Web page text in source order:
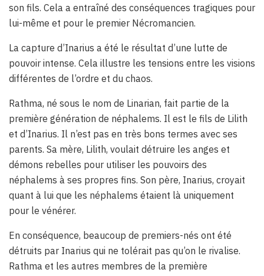
son fils. Cela a entraîné des conséquences tragiques pour
lui-même et pour le premier Nécromancien.
La capture d’Inarius a été le résultat d’une lutte de
pouvoir intense. Cela illustre les tensions entre les visions
différentes de l’ordre et du chaos.
Rathma, né sous le nom de Linarian, fait partie de la
première génération de néphalems. Il est le fils de Lilith
et d’Inarius. Il n’est pas en très bons termes avec ses
parents. Sa mère, Lilith, voulait détruire les anges et
démons rebelles pour utiliser les pouvoirs des
néphalems à ses propres fins. Son père, Inarius, croyait
quant à lui que les néphalems étaient là uniquement
pour le vénérer.
En conséquence, beaucoup de premiers-nés ont été
détruits par Inarius qui ne tolérait pas qu’on le rivalise.
Rathma et les autres membres de la première